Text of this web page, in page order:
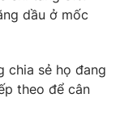
dầu ở mốc
chia sẻ họ đang
theo để cân